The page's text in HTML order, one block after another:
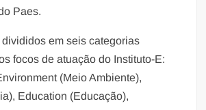
Paes.
divididos em seis categorias
focos de atuação do Instituto-E:
(Meio Ambiente),
Education (Educação),